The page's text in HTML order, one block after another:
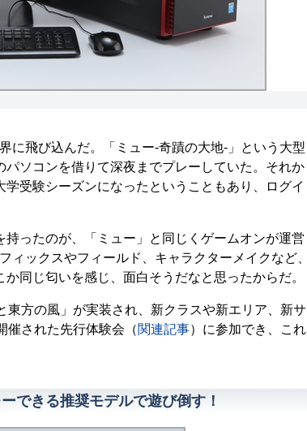
飛び込んだ。「ミュー-奇蹟の大地-」という大型
ソコンを借りて深夜までプレーしていた。それか
受験シーズンになったということもあり、ログイ
ったのが、「ミュー」と同じくゲームオンが運営
ックスやフィールド、キャラクターメイクなど、
同じ匂いを感じ、面白そうだなと思ったからだ。
方の風」が実装され、新クラスや新エリア、新サ
催された先行体験会（関連記事）に参加でき、これ
できる推奨モデルで遊び倒す！